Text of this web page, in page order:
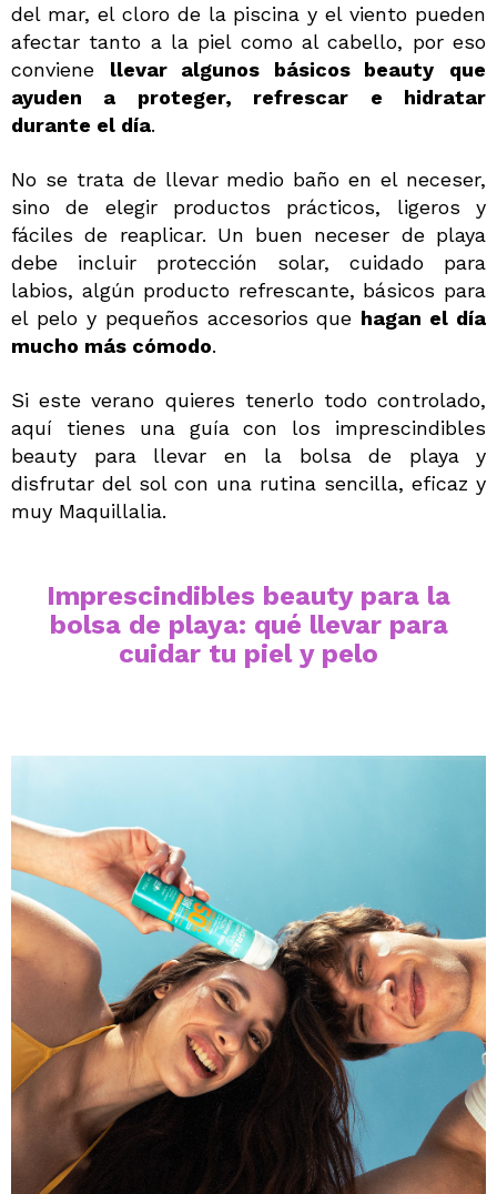
CREAR CUENTA
del mar, el cloro de la piscina y el viento pueden
afectar tanto a la piel como al cabello, por eso
conviene llevar algunos básicos beauty
que
ayuden a proteger, refrescar e hidratar
durante el día.
No se trata de llevar medio baño en el neceser,
sino de elegir productos prácticos, ligeros y
fáciles de reaplicar. Un buen neceser de playa
debe incluir protección solar, cuidado para
labios, algún producto refrescante, básicos para
el pelo y pequeños accesorios que hagan el día
mucho más cómodo.
Si este verano quieres tenerlo todo controlado,
aquí tienes una guía con los imprescindibles
beauty para llevar en la bolsa de playa y
disfrutar del sol con una rutina sencilla, eficaz y
muy Maquillalia.
Imprescindibles beauty para la
bolsa de playa: qué llevar para
cuidar tu piel y pelo